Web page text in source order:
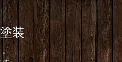
装
。